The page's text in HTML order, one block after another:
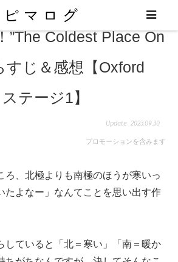
”The Coldest Place On
すじ＆感想【Oxford
テージ1】
2023.09.30
プロモーションを含みます
ろ、北極よりも南極のほうが寒いっ
たよなー」なんてことを思い出す作
していると「北＝寒い」「南＝暖か